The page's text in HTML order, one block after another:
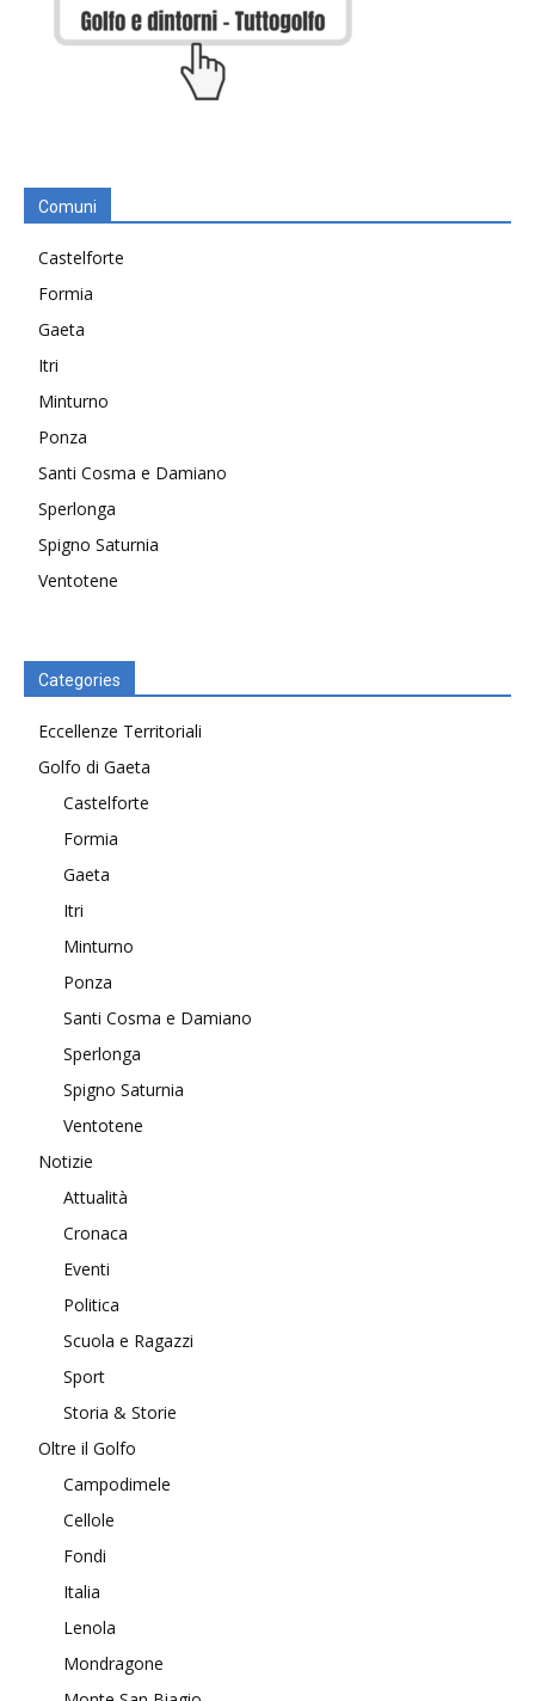
Comuni
Castelforte
Formia
Gaeta
Itri
Minturno
Ponza
Santi Cosma e Damiano
Sperlonga
Spigno Saturnia
Ventotene
Categories
Eccellenze Territoriali
Golfo di Gaeta
Castelforte
Formia
Gaeta
Itri
Minturno
Ponza
Santi Cosma e Damiano
Sperlonga
Spigno Saturnia
Ventotene
Notizie
Attualità
Cronaca
Eventi
Politica
Scuola e Ragazzi
Sport
Storia & Storie
Oltre il Golfo
Campodimele
Cellole
Fondi
Italia
Lenola
Mondragone